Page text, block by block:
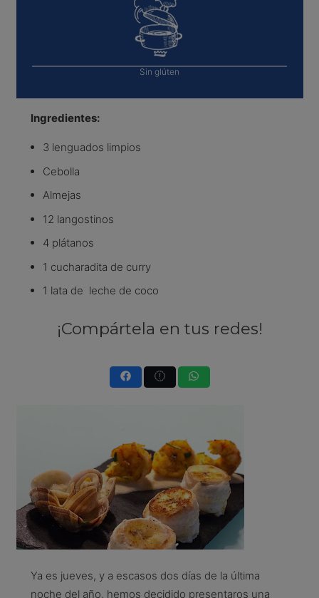
Sin glúten
Ingredientes:
3 lenguados limpios
Cebolla
Almejas
12 langostinos
4 plátanos
1 cucharadita de curry
1 lata de leche de coco
¡Compártela en tus redes!
Ya es jueves, y a escasos dos días de la última
noche del año, hemos decidido presentaros una